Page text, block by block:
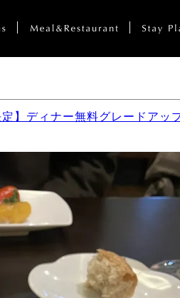
定】ディナー無料グレードア